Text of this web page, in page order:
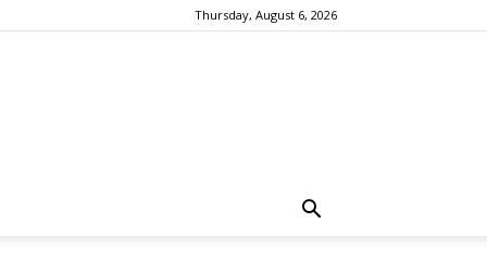
Thursday, August 6, 2026